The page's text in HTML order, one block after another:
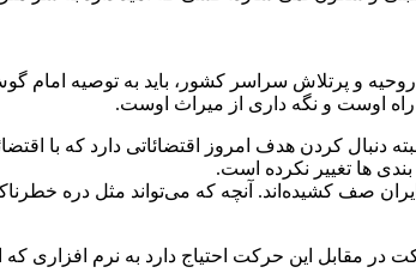
و پرتلاش سراسر کشور، باید به توصیه
راه اوست و نگه داری از میراث اوست.
دنبال کردن هدف امروز اقتضائاتی دارد که با
بندی ها تغییر نکرده است.
ایران صف کشیده‌اند. آنچه که می‌تواند مثل دره
مقابل این حرکت احتیاج دارد به نرم افزاری که